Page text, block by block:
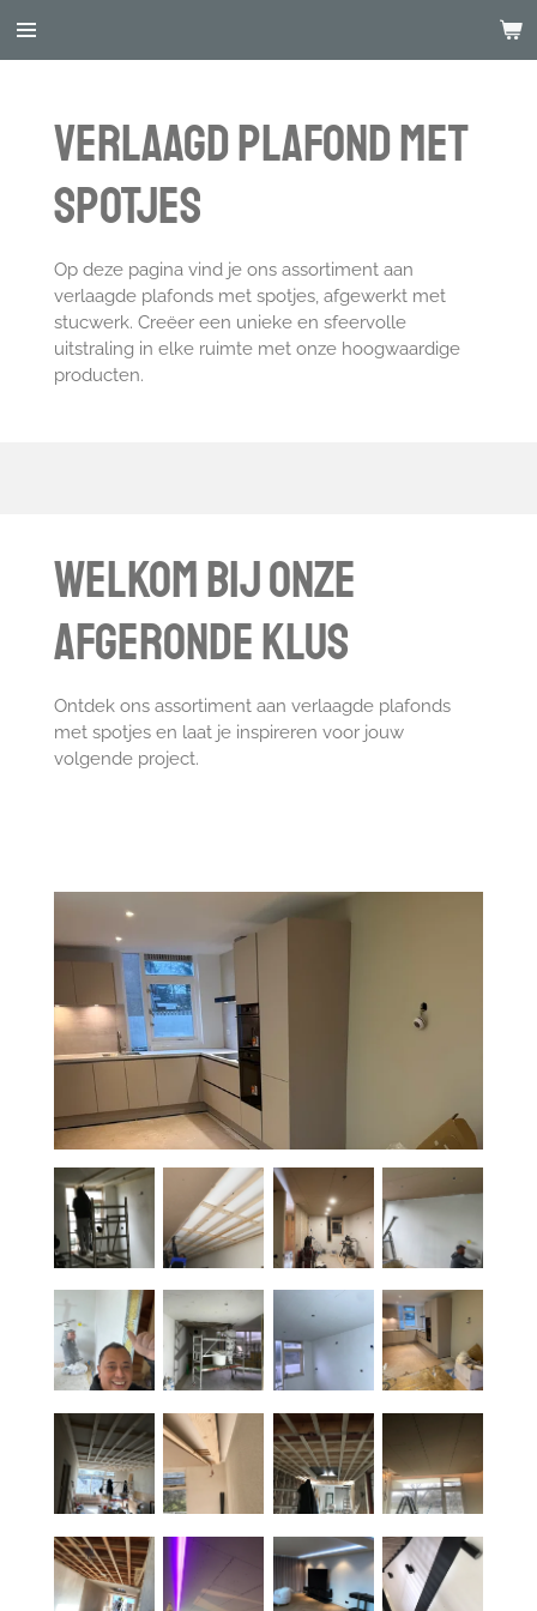
Ga
hoofdinhoud
Verlaagd plafond met
spotjes
Op deze pagina vind je ons assortiment aan
verlaagde plafonds met spotjes, afgewerkt met
stucwerk. Creëer een unieke en sfeervolle
uitstraling in elke ruimte met onze hoogwaardige
producten.
Welkom bij onze
afgeronde klus
Ontdek ons assortiment aan verlaagde plafonds
met spotjes en laat je inspireren voor jouw
volgende project.